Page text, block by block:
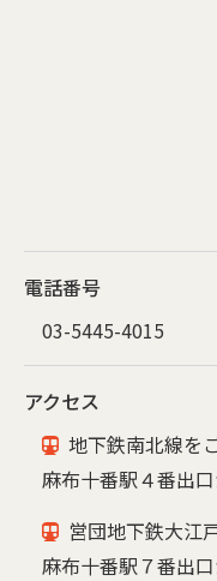
電話番号
03-5445-4015
アクセス
地下鉄南北線を
麻布十番駅４番出
営団地下鉄大江
麻布十番駅７番出